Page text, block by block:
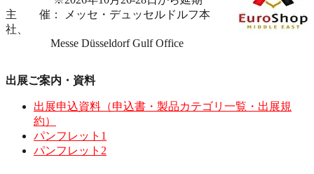
主 催： メッセ・デュッセルドルフ本
社、
Messe Düsseldorf Gulf Office
出展ご案内・資料
出展申込資料（申込書・製品カテゴリ一覧・出展規
約）
パンフレット1
パンフレット2